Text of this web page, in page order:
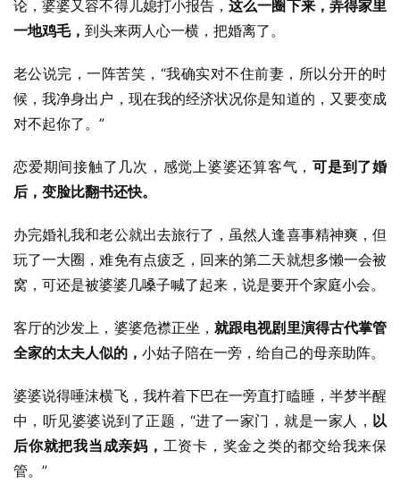
论，婆婆又容不得儿媳打小报告，这么一圈下来，弄得家里
一地鸡毛， 到头来两人心一横，把婚离了。
老公说完，一阵苦笑，“我确实对不住前妻，所以分开的时
候，我净身出户，现在我的经济状况你是知道的，又要变成
对不起你了。”
恋爱期间接触了几次，感觉上婆婆还算客气， 可是到了婚
后，变脸比翻书还快。
办完婚礼我和老公就出去旅行了，虽然人逢喜事精神爽，但
玩了一大圈，难免有点疲乏，回来的第二天就想多懒一会被
窝，可还是被婆婆几嗓子喊了起来，说是要开个家庭小会。
客厅的沙发上，婆婆危襟正坐，就跟电视剧里演得古代掌管
全家的太夫人似的， 小姑子陪在一旁，给自己的母亲助阵。
婆婆说得唾沫横飞，我杵着下巴在一旁直打瞌睡，半梦半醒
中，听见婆婆说到了正题，“进了一家门，就是一家人， 以
后你就把我当成亲妈， 工资卡，奖金之类的都交给我来保
管。”